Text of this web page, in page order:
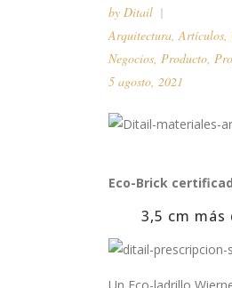
by Ditail
Arquitectura,Artículos,
Negocios, Producto,
5 agosto, 2021
Eco-Brick
3,5 cm